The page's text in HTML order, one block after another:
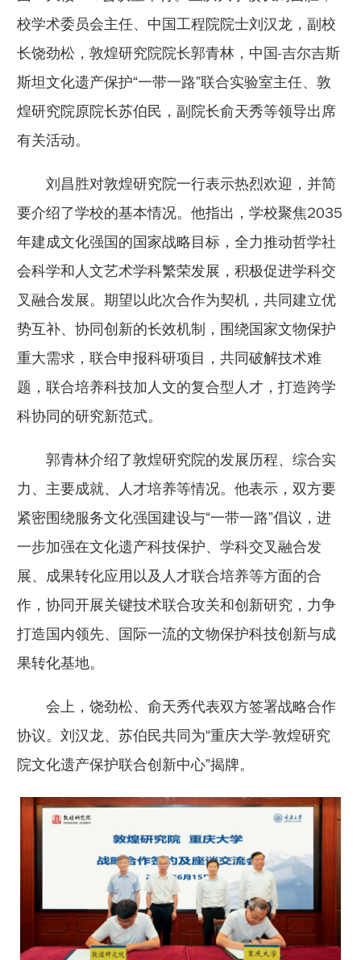
校学术委员会主任、中国工程院院士刘汉龙，副校
长饶劲松，敦煌研究院院长郭青林，中国-吉尔吉斯
斯坦文化遗产保护“一带一路”联合实验室主任、敦
煌研究院原院长苏伯民，副院长俞天秀等领导出席
有关活动。
刘昌胜对敦煌研究院一行表示热烈欢迎，并简
要介绍了学校的基本情况。他指出，学校聚焦2035
年建成文化强国的国家战略目标，全力推动哲学社
会科学和人文艺术学科繁荣发展，积极促进学科交
叉融合发展。期望以此次合作为契机，共同建立优
势互补、协同创新的长效机制，围绕国家文物保护
重大需求，联合申报科研项目，共同破解技术难
题，联合培养科技加人文的复合型人才，打造跨学
科协同的研究新范式。
郭青林介绍了敦煌研究院的发展历程、综合实
力、主要成就、人才培养等情况。他表示，双方要
紧密围绕服务文化强国建设与“一带一路”倡议，进
一步加强在文化遗产科技保护、学科交叉融合发
展、成果转化应用以及人才联合培养等方面的合
作，协同开展关键技术联合攻关和创新研究，力争
打造国内领先、国际一流的文物保护科技创新与成
果转化基地。
会上，饶劲松、俞天秀代表双方签署战略合作
协议。刘汉龙、苏伯民共同为“重庆大学-敦煌研究
院文化遗产保护联合创新中心”揭牌。